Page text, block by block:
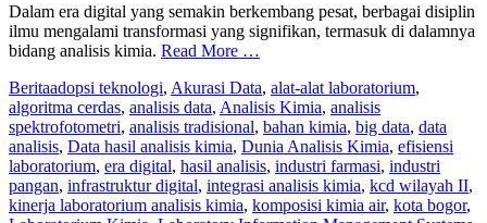
Dalam era digital yang semakin berkembang pesat, berbagai disiplin
ilmu mengalami transformasi yang signifikan, termasuk di dalamnya
bidang analisis kimia. Read More …
Beritaadopsi teknologi, Akurasi Data, alat-alat laboratorium,
algoritma cerdas, analisis data, Analisis Kimia, analisis
spektrofotometri, analisis tradisional, bahan kimia, big data, data
analisis, Data hasil analisis kimia, Dunia Analisis Kimia, efisiensi
laboratorium, era digital, hasil analisis, industri farmasi, industri
pangan, infrastruktur digital, integrasi analisis kimia, kcd wilayah II,
kinerja laboratorium analisis kimia, komposisi kimia air, kota bogor,